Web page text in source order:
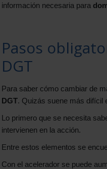
información necesaria para
Pasos
DGT
Para saber cómo cambiar de
DGT. Quizás suene más difícil
Lo primero que se necesita
intervienen en la acción.
Entre estos elementos se
Con el acelerador se puede